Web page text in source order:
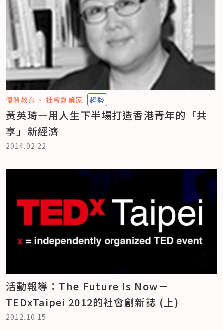
優質教育 社會創業家 趨勢
黃英琦—用人生下半場打造香港青年的「共
享」新經濟
2014.02.22
活動報導：The Future Is Now－
TEDxTaipei 2012的社會創新誌 (上)
2012.10.15